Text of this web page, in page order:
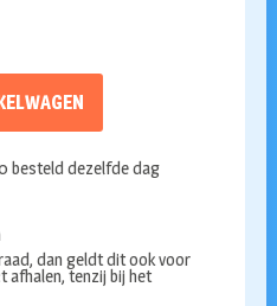
besteld dezelfde dag
dan geldt dit ook voor
afhalen, tenzij bij het